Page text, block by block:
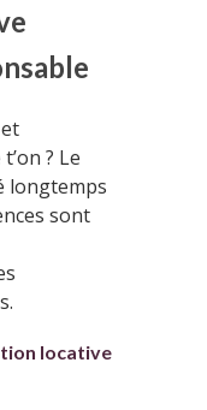
? Le
longtemps
sont
locative